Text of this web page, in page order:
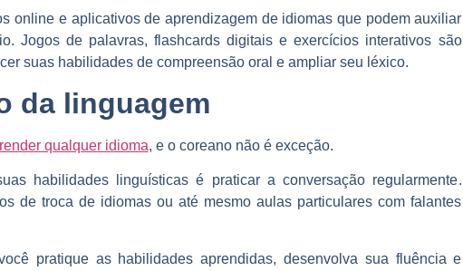
online e aplicativos de aprendizagem de idiomas que podem auxiliar
Jogos de palavras, flashcards digitais e exercícios interativos são
suas habilidades de compreensão oral e ampliar seu léxico.
da linguagem
qualquer idioma, e o coreano não é exceção.
habilidades linguísticas é praticar a conversação regularmente.
de troca de idiomas ou até mesmo aulas particulares com falantes
pratique as habilidades aprendidas, desenvolva sua fluência e